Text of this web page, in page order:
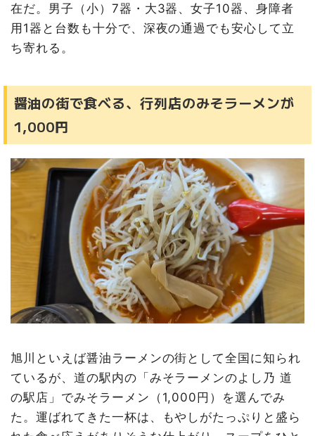
在だ。男子（小）7器・大3器、女子10器、身障者
用1器と台数も十分で、深夜の通過でも安心して立
ち寄れる。
醤油の街で食べる、行列店のみそラーメンが
1,000円
旭川といえば醤油ラーメンの街として全国に知られ
ているが、道の駅内の「みそラーメンのよし乃 道
の駅店」でみそラーメン（1,000円）を選んでみ
た。運ばれてきた一杯は、もやしがたっぷりと盛ら